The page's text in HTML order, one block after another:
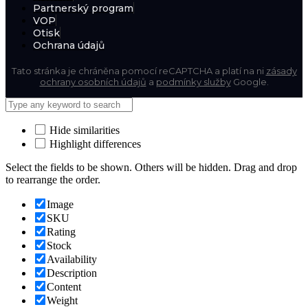
Partnerský program
VOP
Otisk
Ochrana údajů
Tato stránka je chráněna pomocí reCAPTCHA a platí na ni zásady
ochrany osobních údajů a podmínky službyGoogle.
Hide similarities
Highlight differences
Select the fields to be shown. Others will be hidden. Drag and drop
to rearrange the order.
Image
SKU
Rating
Stock
Availability
Description
Content
Weight